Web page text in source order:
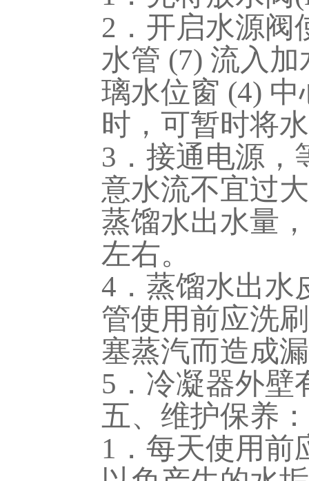
2．开启水源阀
水管 (7) 流入
璃水位窗 (4)
时，可暂时将
3．接通电源，
意水流不宜过
蒸馏水出水量
左右。
4．蒸馏水出水
管使用前应洗
塞蒸汽而造成
5．冷凝器外壁
五、维护保养：
1．每天使用前